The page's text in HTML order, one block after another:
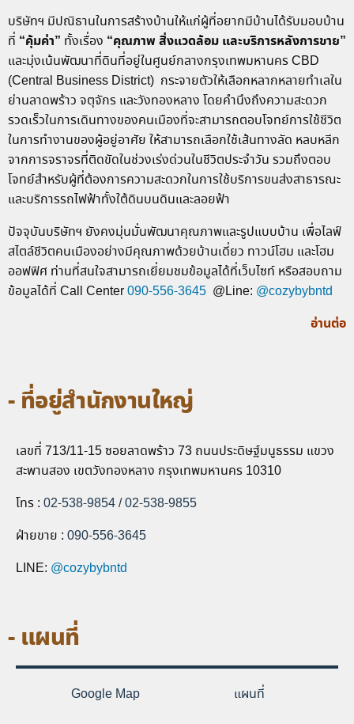
บริษัทฯ มีปณิธานในการสร้างบ้านให้แก่ผู้ที่อยากมีบ้านได้รับมอบบ้าน
ที่ “คุ้มค่า” ทั้งเรื่อง “คุณภาพ สิ่งแวดล้อม และบริการหลังการขาย”
และมุ่งเน้นพัฒนาที่ดินที่อยู่ในศูนย์กลางกรุงเทพมหานคร CBD
(Central Business District) กระจายตัวให้เลือกหลากหลายทำเลใน
ย่านลาดพร้าว จตุจักร และวังทองหลาง โดยคำนึงถึงความสะดวก
รวดเร็วในการเดินทางของคนเมืองที่จะสามารถตอบโจทย์การใช้ชีวิต
ในการทำงานของผู้อยู่อาศัย ให้สามารถเลือกใช้เส้นทางลัด หลบหลีก
จากการจราจรที่ติดขัดในช่วงเร่งด่วนในชีวิตประจำวัน รวมถึงตอบ
โจทย์สำหรับผู้ที่ต้องการความสะดวกในการใช้บริการขนส่งสาธารณะ
และบริการรถไฟฟ้าทั้งใต้ดินบนดินและลอยฟ้า
ปัจจุบันบริษัทฯ ยังคงมุ่นมั่นพัฒนาคุณภาพและรูปแบบบ้าน เพื่อไลฟ์
สไตล์ชีวิตคนเมืองอย่างมีคุณภาพด้วยบ้านเดี่ยว ทาวน์โฮม และโฮม
ออฟฟิศ ท่านที่สนใจสามารถเยี่ยมชมข้อมูลได้ที่เว็บไซท์ หรือสอบถาม
ข้อมูลได้ที่ Call Center090-556-3645 @Line: @cozybybntd
อ่านต่อ
- ที่อยู่สำนักงานใหญ่
เลขที่ 713/11-15 ซอยลาดพร้าว 73 ถนนประดิษฐ์มนูธรรม แขวง
สะพานสอง เขตวังทองหลาง กรุงเทพมหานคร 10310
โทร : 02-538-9854/02-538-9855
ฝ่ายขาย : 090-556-3645
LINE: @cozybybntd
- แผนที่
Google Map แผนที่